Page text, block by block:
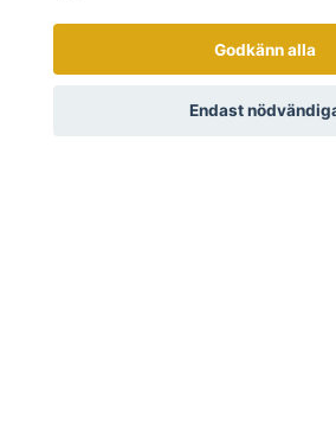
Välkommen till familjeföretaget i
års erfarenhet av bildhuggeri och
trofésköldar - allt med fokus på
Godkänn alla
Endast